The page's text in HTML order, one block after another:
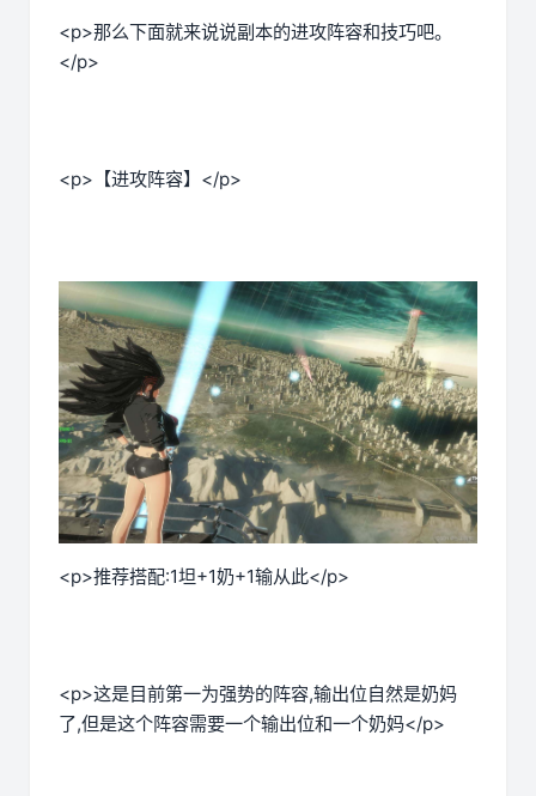
<p>那么下面就来说说副本的进攻阵容和技巧吧。
</p>
<p>【进攻阵容】</p>
<p>推荐搭配:1坦+1奶+1输从此</p>
<p>这是目前第一为强势的阵容,输出位自然是奶妈
了,但是这个阵容需要一个输出位和一个奶妈</p>